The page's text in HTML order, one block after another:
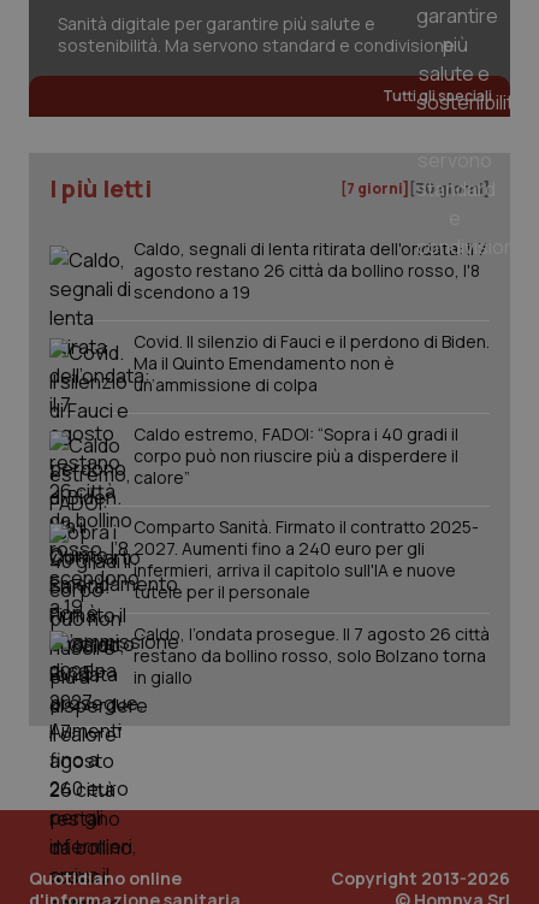
Sanità digitale per garantire più salute e
sostenibilità. Ma servono standard e condivisione
Tutti gli speciali
I più letti [7 giorni] [30 giorni]
Caldo, segnali di lenta ritirata dell'ondata: il 7
agosto restano 26 città da bollino rosso, l'8
scendono a 19
Covid. Il silenzio di Fauci e il perdono di Biden.
Ma il Quinto Emendamento non è
un’ammissione di colpa
Caldo estremo, FADOI: “Sopra i 40 gradi il
corpo può non riuscire più a disperdere il
calore”
Comparto Sanità. Firmato il contratto 2025-
2027. Aumenti fino a 240 euro per gli
infermieri, arriva il capitolo sull'IA e nuove
tutele per il personale
Caldo, l’ondata prosegue. Il 7 agosto 26 città
restano da bollino rosso, solo Bolzano torna
in giallo
Quotidiano online
Copyright 2013-2026
_ga
Google LLC
.quotidianosanita.it
PHPSESSID
PHP.net
www.quotidianosanita.it